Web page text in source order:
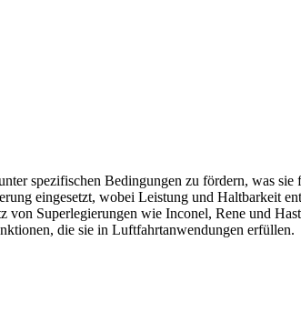
spezifischen Bedingungen zu fördern, was
eingesetzt, wobei Leistung und Haltbarkeit
von Superlegierungen wie Inconel, Rene und
die sie in Luftfahrtanwendungen erfüllen.